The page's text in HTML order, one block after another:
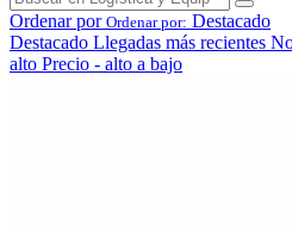
Ordenar por Ordenar por: Destacado
Destacado Llegadas más recientes
alto Precio - alto a bajo